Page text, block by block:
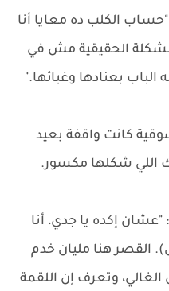
الكلب ده معايا أنا
الحقيقية مش في
الباب بعنادها وغبائها."
كانت واقفة بعيد
اللي شكلها مكسور.
إكده يا جدي، أنا
القصر هنا مليان خدم
وتعرف إن اللقمة